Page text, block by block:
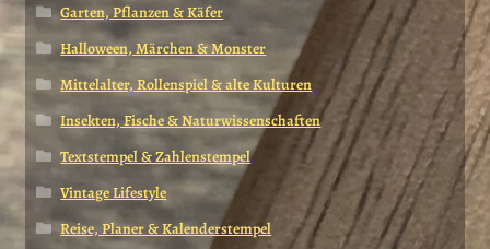
Garten, Pflanzen & Käfer
Halloween, Märchen & Monster
Mittelalter, Rollenspiel & alte Kulturen
Insekten, Fische & Naturwissenschaften
Textstempel & Zahlenstempel
Vintage Lifestyle
Reise, Planer & Kalenderstempel